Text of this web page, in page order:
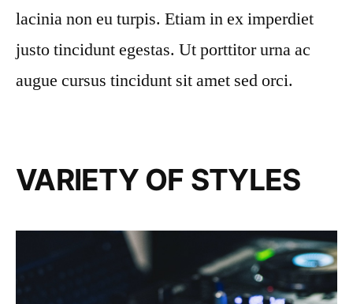
lacinia non eu turpis. Etiam in ex imperdiet
justo tincidunt egestas. Ut porttitor urna ac
augue cursus tincidunt sit amet sed orci.
VARIETY OF STYLES